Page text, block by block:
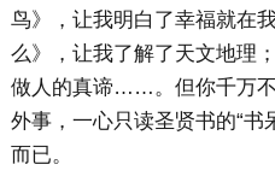
鸟》，让我明白了幸福就在
么》，让我了解了天文地理
做人的真谛……。但你千万
外事，一心只读圣贤书的“书
而已。